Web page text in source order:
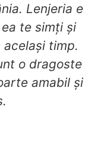
Lenjeria e
te simți și
timp.
o dragoste
amabil și